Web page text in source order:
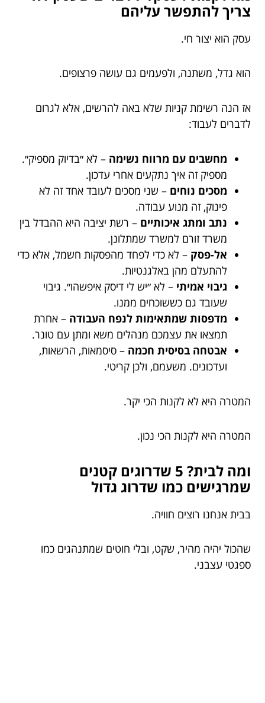
צריך להתפשר עליהם
עסק הוא יצור חי.
הוא גדל, משתנה, ולפעמים גם עושה פרצופים.
אז הנה רשימת קניות שלא באה להרשים, אלא לגרום
לדברים לעבוד:
מחשבים עם מרווח נשימה – לא ״בדיוק מספיק״.
מספיק זה איך נתקעים אחרי עדכון.
מסכים נוחים – שני מסכים לעובד אחד זה לא
פינוק, זה מנוע עבודה.
נתב ומתג איכותיים – רשת יציבה היא ההבדל בין
משרד זורם למשרד שמתלונן.
אל-פסק – לא כדי לפחד מהפסקות חשמל, אלא כדי
להתעלם מהן באלגנטיות.
גיבוי אמיתי – לא ״יש לי דיסק איפשהו״. גיבוי
שעובד גם כששוכחים ממנו.
מדפסות שמתאימות לנפח העבודה – אחרת
תמצאו את עצמכם מנהלים משא ומתן עם טונר.
אבטחה בסיסית חכמה – סיסמאות, הרשאות,
ועדכונים. משעמם, ולכן קריטי.
המטרה היא לא לקנות הכי יקר.
המטרה היא לקנות הכי נכון.
ומה לבית? 5 שדרוגים קטנים
שמרגישים כמו שדרוג גדול
בבית אנחנו רוצים חוויה.
שהכול יהיה מהיר, שקט, ובלי חוטים שמתנהגים כמו
ספגטי עצבני.